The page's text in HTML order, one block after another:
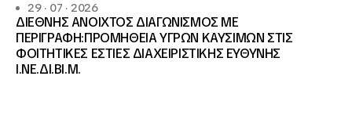
29 · 07 · 2026
ΔΙΕΘΝΗΣ ΑΝΟΙΧΤΟΣ ΔΙΑΓΩΝΙΣΜΟΣ ΜΕ
ΠΕΡΙΓΡΑΦΗ:ΠΡΟΜΗΘΕΙΑ ΥΓΡΩΝ ΚΑΥΣΙΜΩΝ ΣΤΙΣ
ΦΟΙΤΗΤΙΚΕΣ ΕΣΤΙΕΣ ΔΙΑΧΕΙΡΙΣΤΙΚΗΣ ΕΥΘΥΝΗΣ
Ι.ΝΕ.ΔΙ.ΒΙ.Μ.